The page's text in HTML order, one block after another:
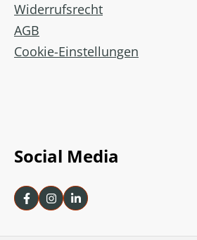
Widerrufsrecht
AGB
Cookie-Einstellungen
Social Media